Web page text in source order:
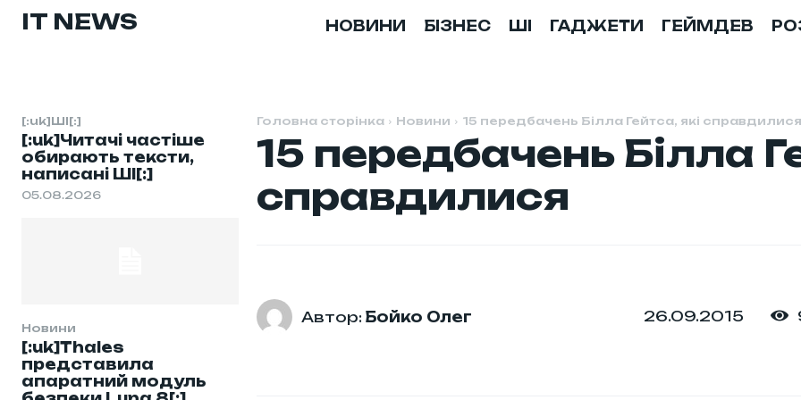
IT NEWS НОВИНИ БІЗНЕС ШІ ГАДЖЕТИ ГЕЙМДЕВ
[:uk]ШІ[:]
[:uk]Читачі частіше
обирають тексти,
написані ШІ[:]
05.08.2026
Новини
[:uk]Thales
представила
апаратний модуль
Головна сторінка Новини 15 передбачень Білла Гейтса, які справдилися
15 передбачень Білла
справдилися
Автор: Бойко Олег 26.09.2015